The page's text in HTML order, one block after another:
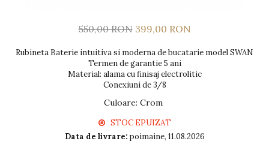
550,00 RON 399,00 RON
Rubineta Baterie intuitiva si moderna de bucatarie model SWAN
Termen de garantie 5 ani
Material: alama cu finisaj electrolitic
Conexiuni de 3/8
Culoare: Crom
STOC EPUIZAT
Data de livrare: poimaine, 11.08.2026